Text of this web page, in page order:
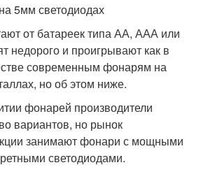
5мм светодиодах
от батареек типа АА, ААА или
недорого и проигрывают как в
современным фонарям на
но об этом ниже.
фонарей производители
вариантов, но рынок
занимают фонари с мощными
светодиодами.